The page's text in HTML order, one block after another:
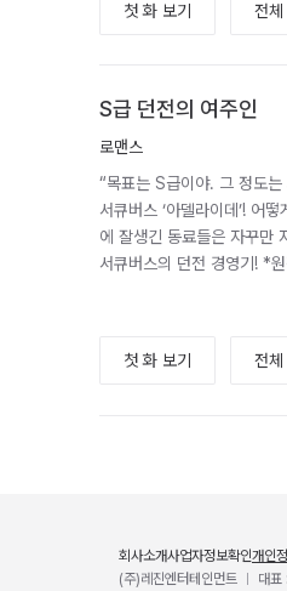
첫 화 보기 전체
S급 던전의 여주인
로맨스
“목표는 S급이야. 그 정도
서큐버스 ‘아델라이데’! 어
에 잘생긴 동료들은 자꾸만
서큐버스의 던전 경영기! *
첫 화 보기 전체
회사소개사업자정보확인개인
(주)레진엔터테인먼트
대표